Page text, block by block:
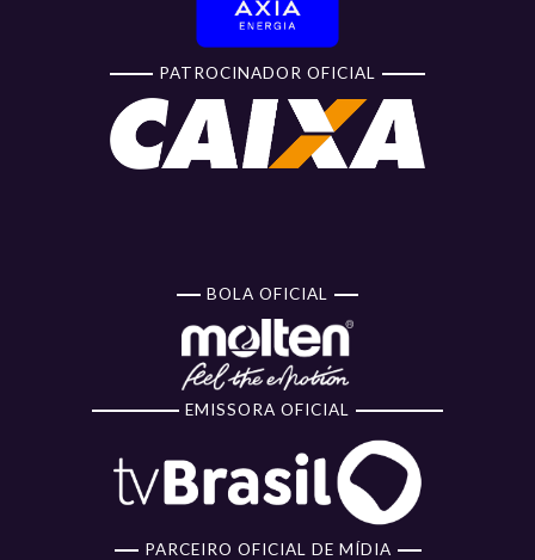
PATROCINADOR OFICIAL
BOLA OFICIAL
EMISSORA OFICIAL
PARCEIRO OFICIAL DE MÍDIA